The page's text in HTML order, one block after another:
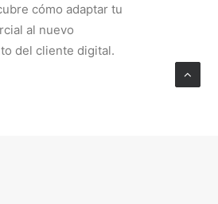
cómo adaptar tu
al nuevo
del cliente digital.